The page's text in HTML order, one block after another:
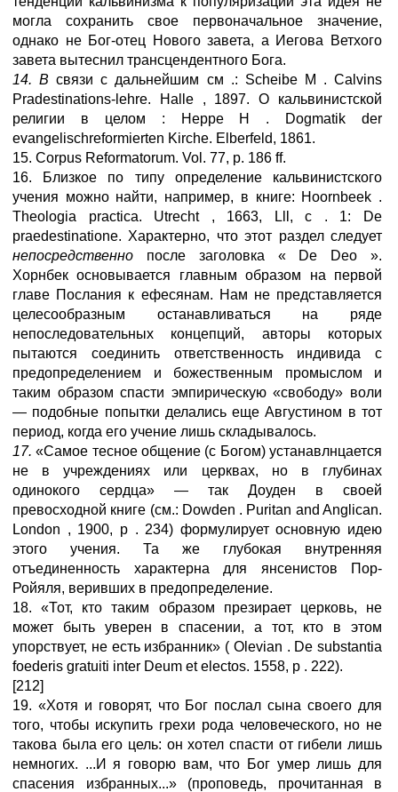
могла сохранить свое первоначальное значение,
однако не Бог-отец Нового завета, а Иегова Ветхого
завета вытеснил трансцендентного Бога.
14.Всвязи с дальнейшим см .: Scheibe М . Calvins
Pradestinations-lehre. Halle , 1897. О кальвинистской
религии в целом : Нерре Н . Dogmatik der
evangelischreformierten Kirche. Elberfeld, 1861.
15. Corpus Reformatorum. Vol. 77, p. 186 ff.
16. Близкое по типу определение кальвинистского
учения можно найти, например, в книге: Hoornbeek .
Theologia practica. Utrecht , 1663, Lll, с . 1: De
praedestinatione. Характерно, что этот раздел следует
непосредственно после заголовка « De Deo ».
Хорнбек основывается главным образом на первой
главе Послания к ефесянам. Нам не представляется
целесообразным останавливаться на ряде
непоследовательных концепций, авторы которых
пытаются соединить ответственность индивида с
предопределением и божественным промыслом и
таким образом спасти эмпирическую «свободу» воли
— подобные попытки делались еще Августином в тот
период, когда его учение лишь складывалось.
17.«Самое тесное общение (с Богом) устанавлнцается
не в учреждениях или церквах, но в глубинах
одинокого сердца» — так Доуден в своей
превосходной книге (см.: Dowden . Puritan and Anglican.
London , 1900, p . 234) формулирует основную идею
этого учения. Та же глубокая внутренняя
отъединенность характерна для янсенистов Пор-
Ройяля, веривших в предопределение.
18. «Тот, кто таким образом презирает церковь, не
может быть уверен в спасении, а тот, кто в этом
упорствует, не есть избранник» ( Olevian . De substantia
foederis gratuiti inter Deum et electos. 1558, p . 222).
[212]
19. «Хотя и говорят, что Бог послал сына своего для
того, чтобы искупить грехи рода человеческого, но не
такова была его цель: он хотел спасти от гибели лишь
немногих. ...И я говорю вам, что Бог умер лишь для
спасения избранных...» (проповедь, прочитанная в